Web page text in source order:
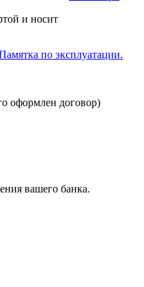
и носит
по эксплуатации.
оформлен договор)
вашего банка.